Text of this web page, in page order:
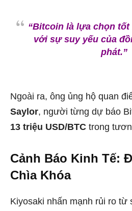
“Bitcoin là lựa chọn
với sự suy yếu của
phát.”
Ngoài ra, ông ủng hộ quan
Saylor, người từng dự báo
13 triệu USD/BTC trong
Cảnh Báo Kinh Tế:
Chìa Khóa
Kiyosaki nhấn mạnh rủi ro từ